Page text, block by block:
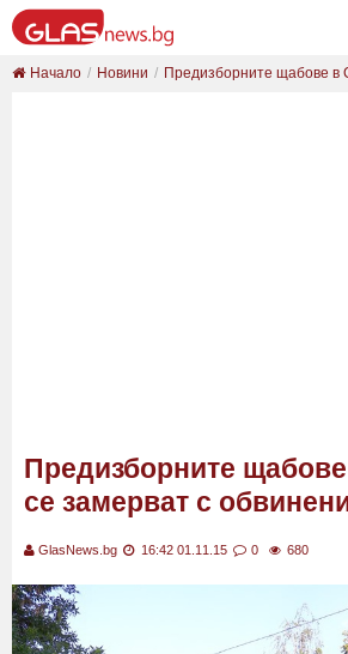
Начало Новини Предизборните щабове в
Предизборните
се замерват с
GlasNews.bg 16:42 01.11.15 0 680